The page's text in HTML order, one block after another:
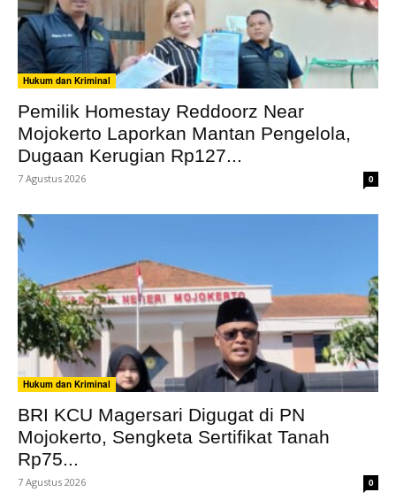
Hukum dan Kriminal
Pemilik Homestay Reddoorz Near
Mojokerto Laporkan Mantan Pengelola,
Dugaan Kerugian Rp127...
7 Agustus 2026 0
Hukum dan Kriminal
BRI KCU Magersari Digugat di PN
Mojokerto, Sengketa Sertifikat Tanah
Rp75...
7 Agustus 2026 0